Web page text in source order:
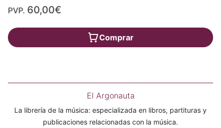
PVP. 60,00€
Comprar
El Argonauta
La librería de la música: especializada en libros, partituras y
publicaciones relacionadas con la música.